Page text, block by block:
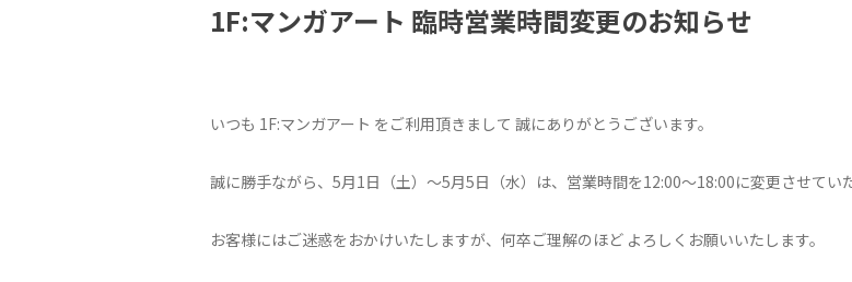
1F:マンガアート 臨時営業時間変更のお知らせ
いつも 1F:マンガアート をご利用頂きまして 誠にありがとうございます。
誠に勝手ながら、5月1日（土）～5月5日（水）は、営業時間を12:00～18:00に変更させてい
お客様にはご迷惑をおかけいたしますが、何卒ご理解のほど よろしくお願いいたします。